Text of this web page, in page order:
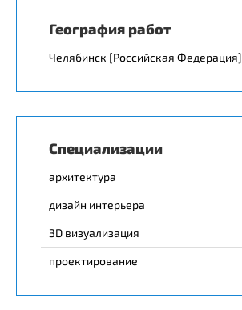
География работ
Челябинск [Российская Федерация]
Специализации
архитектура
дизайн интерьера
3D визуализация
проектирование